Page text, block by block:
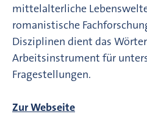
mittelalterliche
romanistische
Disziplinen dient das
Arbeitsinstrument für
Fragestellungen.
Zur Webseite